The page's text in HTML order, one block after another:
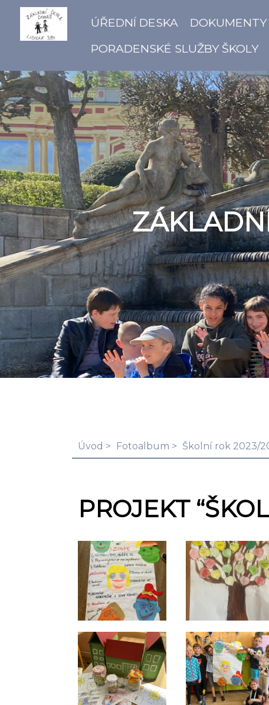
ÚŘEDNÍ DESKA DOKUMENTY
PORADENSKÉ SLUŽBY ŠKOLY
Úvod Fotoalbum Školní rok 2023/
PROJEKT